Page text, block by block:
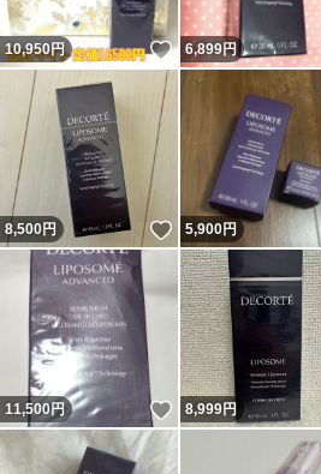
10,950円 いいね！
6,899円
8,500円 いいね！
5,900円
11,500円 いいね！
8,999円